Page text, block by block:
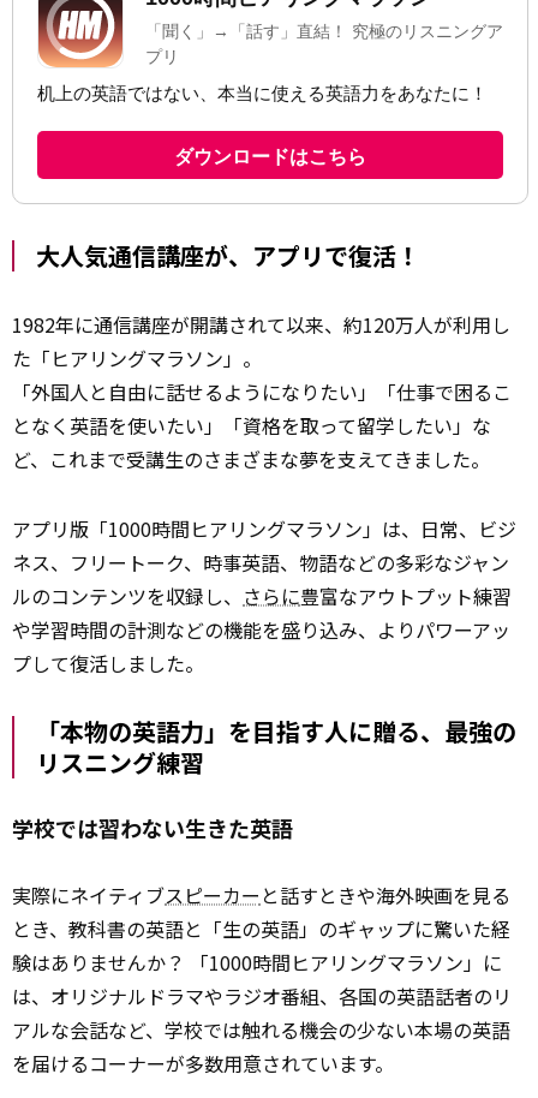
大人気通信講座が、アプリで復活！
1982年に通信講座が開講されて以来、約120万人が利用し
た「ヒアリングマラソン」。
「外国人と自由に話せるようになりたい」「仕事で困るこ
となく英語を使いたい」「資格を取って留学したい」な
ど、これまで受講生のさまざまな夢を支えてきました。
アプリ版「1000時間ヒアリングマラソン」は、日常、ビジ
ネス、フリートーク、時事英語、物語などの多彩なジャン
ルのコンテンツを収録し、 さらに豊富なアウトプット練習
や学習時間の計測などの機能を盛り込み、よりパワーアッ
プして復活しました。
「本物の英語力」を目指す人に贈る、最強の
リスニング練習
学校では習わない生きた英語
実際にネイティブスピーカー と話すときや海外映画を見る
とき、教科書の英語と「生の英語」のギャップに驚いた経
験はありませんか？ 「1000時間ヒアリングマラソン」に
は、オリジナルドラマやラジオ番組、各国の英語話者のリ
アルな会話など、学校では触れる機会の少ない本場の英語
を届けるコーナーが多数用意されています。